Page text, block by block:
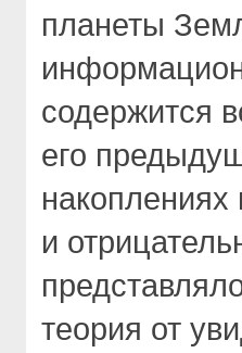
планеты
содержится
его
накоплениях
и
теория от